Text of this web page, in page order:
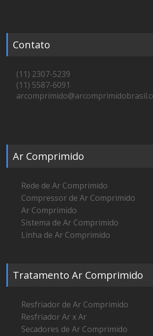
Contato
(11) 2307-5239
(11) 5587-6091
Ar Comprimido
Rede de Ar Comprimido
Compressor de Ar Comprimido
Ar Comprimido
Sistema de Ar Comprimido
Linha de Ar Comprimido
Tratamento Ar Comprimido
Resfriador de Ar Comprimido
Resfriador Ar x Ar
Secadores de Ar Comprimido